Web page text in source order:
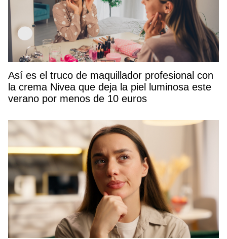
Así es el truco de maquillador profesional con
la crema Nivea que deja la piel luminosa este
verano por menos de 10 euros